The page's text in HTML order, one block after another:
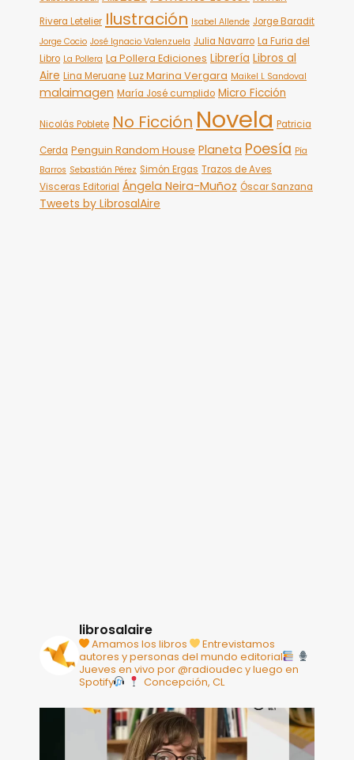
Rivera Letelier Ilustración Isabel Allende Jorge Baradit
Jorge Cocio José Ignacio Valenzuela Julia Navarro La Furia del
Libro La Pollera La Pollera Ediciones Librería Libros al
Aire Lina Meruane Luz Marina Vergara Maikel L Sandoval
malaimagen María José cumplido Micro Ficción
Nicolás Poblete No Ficción Novela Patricia
Cerda Penguin Random House Planeta Poesía Pía
Barros Sebastián Pérez Simón Ergas Trazos de Aves
Visceras Editorial Ángela Neira-Muñoz Óscar Sanzana
Tweets by LibrosalAire
librosalaire
Amamos los libros
Entrevistamos
autores y personas del mundo editorial
Jueves en vivo por @radioudec y luego en
Spotify
Concepción, CL